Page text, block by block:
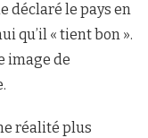
déclaré le pays en
qu’il « tient bon ».
image de
réalité plus